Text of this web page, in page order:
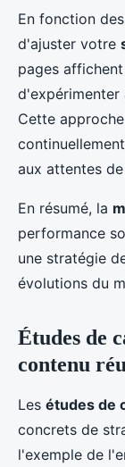
En fonction
d'ajuster votre
pages
d'expérimenter
Cette
aux attentes
En résumé, la
performance
une stratégie
évolutions du
Études de
contenu
Les études de
concrets de
l'exemple de